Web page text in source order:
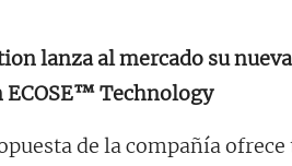
lanza al mercado su
ECOSE™ Technology
de la compañía